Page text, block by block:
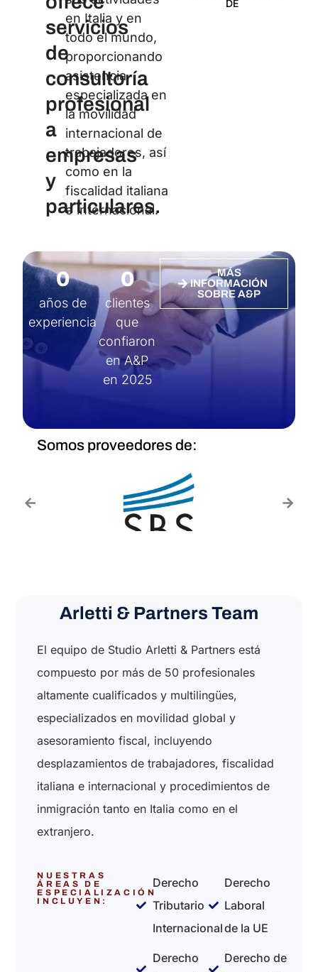
servicios
de
consultoría
profesional
a
empresas
y
particulares.
en Italia y en
todo el mundo,
proporcionando
asistencia
especializada en
la movilidad
internacional de
trabajadores, así
como en la
fiscalidad italiana
e internacional.
DE
años de
experiencia
0
clientes
que
confiaron
en A&P
en 2025
0
MÁS
INFORMACIÓN
SOBRE A&P
Somos proveedores de:
Arletti & Partners Team
El equipo de Studio Arletti & Partners está
compuesto por más de 50 profesionales
altamente cualificados y multilingües,
especializados en movilidad global y
asesoramiento fiscal, incluyendo
desplazamientos de trabajadores, fiscalidad
italiana e internacional y procedimientos de
inmigración tanto en Italia como en el
extranjero.
NUESTRAS
ÁREAS DE
ESPECIALIZACIÓN
INCLUYEN:
Derecho
Tributario
Internacional
Derecho
Derecho
Laboral
de la UE
Derecho de